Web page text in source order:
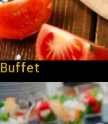
Buffet